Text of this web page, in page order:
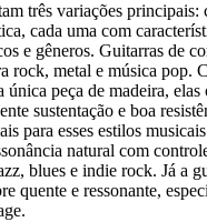
três variações principais:
cada uma com
e gêneros. Guitarras de
rock, metal e música pop.
única peça de madeira, elas
sustentação e boa
para esses estilos
natural com
blues e indie rock. Já a
quente e ressonante,